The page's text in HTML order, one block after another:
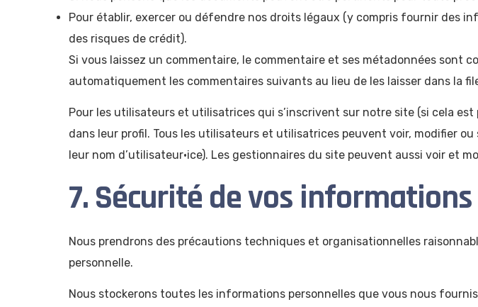
Pour établir, exercer ou défendre nos droits légaux (y compris fournir des
des risques de crédit).
Si vous laissez un commentaire, le commentaire et ses métadonnées sont
automatiquement les commentaires suivants au lieu de les laisser dans la
Pour les utilisateurs et utilisatrices qui s’inscrivent sur notre site (si cela
dans leur profil. Tous les utilisateurs et utilisatrices peuvent voir, modifier
leur nom d’utilisateur·ice). Les gestionnaires du site peuvent aussi voir et
7. Sécurité de vos
Nous prendrons des précautions techniques et organisationnelles
personnelle.
Nous stockerons toutes les informations personnelles que vous nous